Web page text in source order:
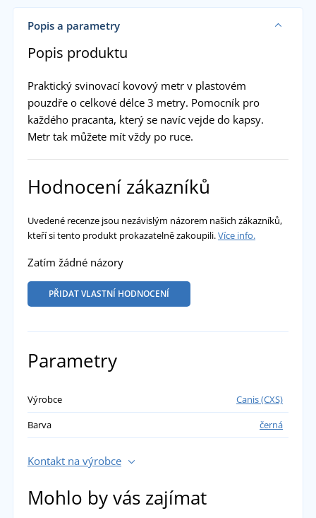
Popis a parametry
Popis produktu
Praktický svinovací kovový metr v plastovém
pouzdře o celkové délce 3 metry. Pomocník pro
každého pracanta, který se navíc vejde do kapsy.
Metr tak můžete mít vždy po ruce.
Hodnocení zákazníků
Uvedené recenze jsou nezávislým názorem našich zákazníků,
kteří si tento produkt prokazatelně zakoupili.Více info.
Zatím žádné názory
PŘIDAT VLASTNÍ HODNOCENÍ
Parametry
Výrobce
Canis (CXS)
Barva
černá
Kontakt na výrobce
Mohlo by vás zajímat